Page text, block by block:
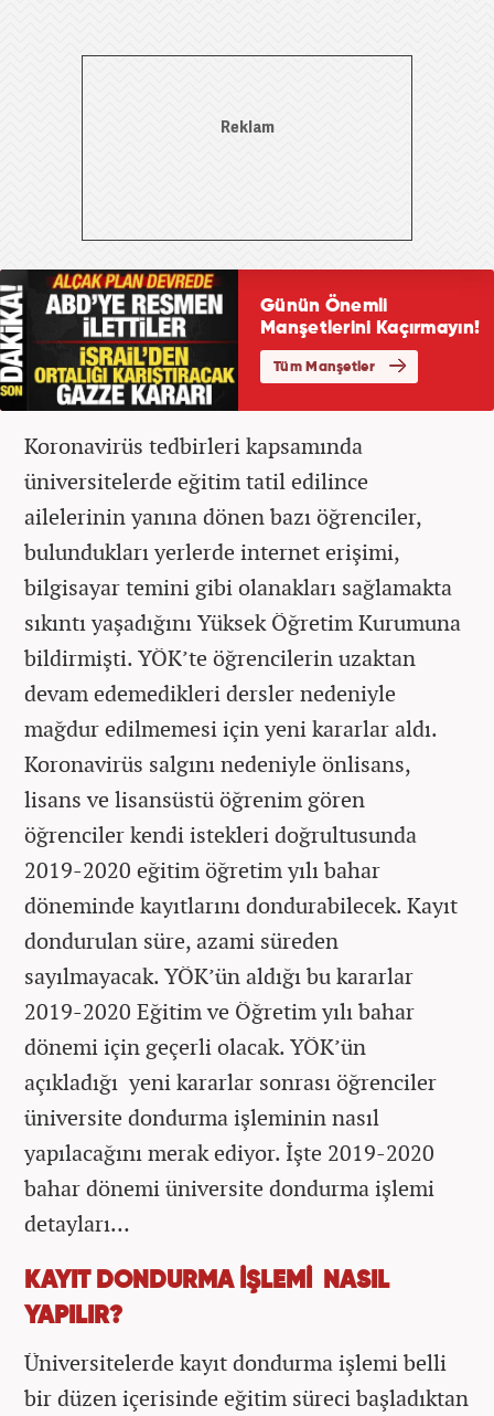
Koronavirüs tedbirleri kapsamında
üniversitelerde eğitim tatil edilince
ailelerinin yanına dönen bazı öğrenciler,
bulundukları yerlerde internet erişimi,
bilgisayar temini gibi olanakları sağlamakta
sıkıntı yaşadığını Yüksek Öğretim Kurumuna
bildirmişti. YÖK’te öğrencilerin uzaktan
devam edemedikleri dersler nedeniyle
mağdur edilmemesi için yeni kararlar aldı.
Koronavirüs salgını nedeniyle önlisans,
lisans ve lisansüstü öğrenim gören
öğrenciler kendi istekleri doğrultusunda
2019-2020 eğitim öğretim yılı bahar
döneminde kayıtlarını dondurabilecek. Kayıt
dondurulan süre, azami süreden
sayılmayacak. YÖK’ün aldığı bu kararlar
2019-2020 Eğitim ve Öğretim yılı bahar
dönemi için geçerli olacak. YÖK’ün
açıkladığı yeni kararlar sonrası öğrenciler
üniversite dondurma işleminin nasıl
yapılacağını merak ediyor. İşte 2019-2020
bahar dönemi üniversite dondurma işlemi
detayları…
KAYIT DONDURMA İŞLEMİ NASIL
YAPILIR?
Üniversitelerde kayıt dondurma işlemi belli
bir düzen içerisinde eğitim süreci başladıktan